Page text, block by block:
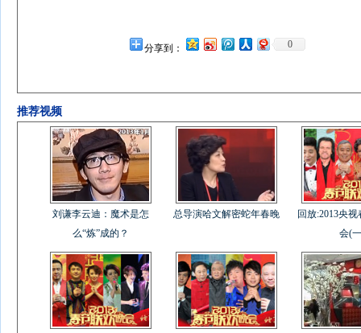
分享到： 0
推荐视频
刘谦李云迪：魔术是怎
么“炼”成的？
总导演哈文解密蛇年春晚 回放:2013央
会(